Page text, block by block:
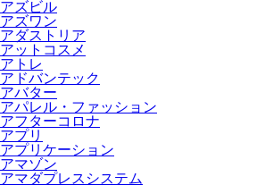
アズビル
アズワン
アダストリア
アットコスメ
アトレ
アドバンテック
アバター
アパレル・ファッション
アフターコロナ
アプリ
アプリケーション
アマゾン
アマダプレスシステム